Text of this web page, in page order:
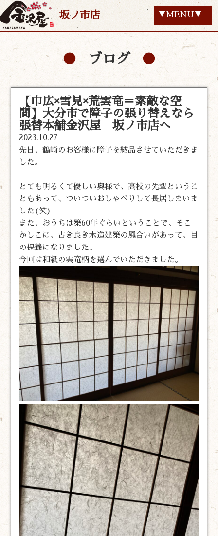
坂ノ市店 ▼MENU▼
ブログ
【巾広×雪見×荒雲竜＝素敵な空
間】大分市で障子の張り替えなら
張替本舗金沢屋 坂ノ市店へ
2023.10.27
先日、鶴崎のお客様に障子を納品させていただきま
した。
とても明るくて優しい奥様で、高校の先輩というこ
ともあって、ついついおしゃべりして長居しまいま
した(笑)
また、おうちは築60年ぐらいということで、そこ
かしこに、古き良き木造建築の風合いがあって、目
の保養になりました。
今回は和紙の雲竜柄を選んでいただきました。